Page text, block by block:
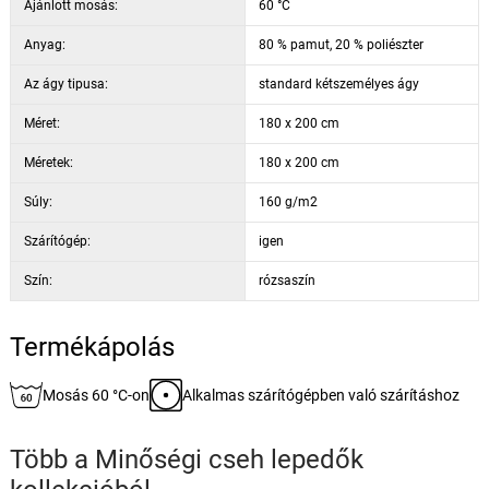
Ajánlott mosás: 60 °C
Anyag: 80 % pamut, 20 % poliészter
Az ágy tipusa: standard kétszemélyes ágy
Méret: 180 x 200 cm
Méretek: 180 x 200 cm
Súly: 160 g/m2
Szárítógép: igen
Szín: rózsaszín
Termékápolás
Mosás 60 °C-on Alkalmas szárítógépben való szárításhoz
Több a Minőségi cseh lepedők